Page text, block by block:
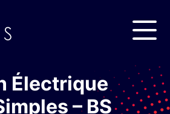
Électrique
– BS